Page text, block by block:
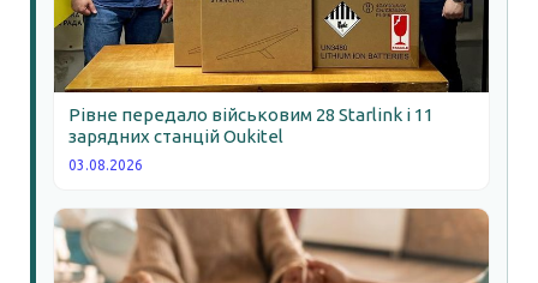
Рівне передало військовим 28 Starlink і 11
зарядних станцій Oukitel
03.08.2026